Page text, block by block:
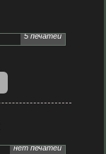
5 печатей
нет печатей